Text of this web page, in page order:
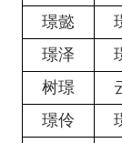
璟懿
璟泽
树璟
璟伶